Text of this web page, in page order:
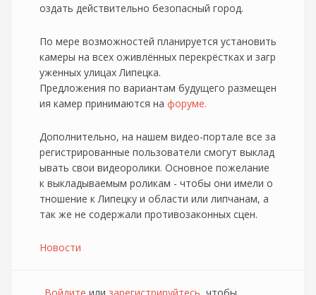
оздать действительно безопасный город.
По мере возможностей планируется установить
камеры на всех оживлённых перекрёстках и загр
уженных улицах Липецка.
Предложения по вариантам будущего размещен
ия камер принимаются на форуме.
Дополнительно, на нашем видео-портале все за
регистрированные пользователи смогут выклад
ывать свои видеоролики. Основное пожелание
к выкладываемым роликам - чтобы они имели о
тношение к Липецку и области или липчанам, а
так же не содержали противозаконных сцен.
Новости